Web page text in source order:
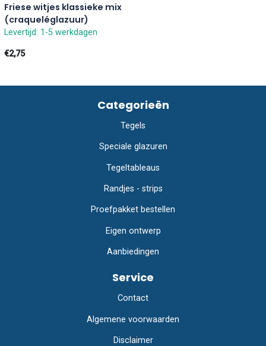
Friese witjes klassieke mix
(craqueléglazuur)
Levertijd: 1-5 werkdagen
€2,75
Categorieën
Tegels
Speciale glazuren
Tegeltableaus
Randjes - strips
Proefpakket bestellen
Eigen ontwerp
Aanbiedingen
Service
Contact
Algemene voorwaarden
Disclaimer